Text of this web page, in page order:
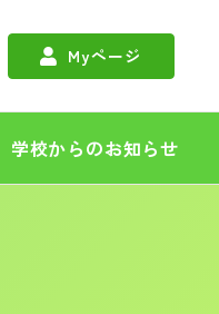
Myページ
学校からのお知らせ